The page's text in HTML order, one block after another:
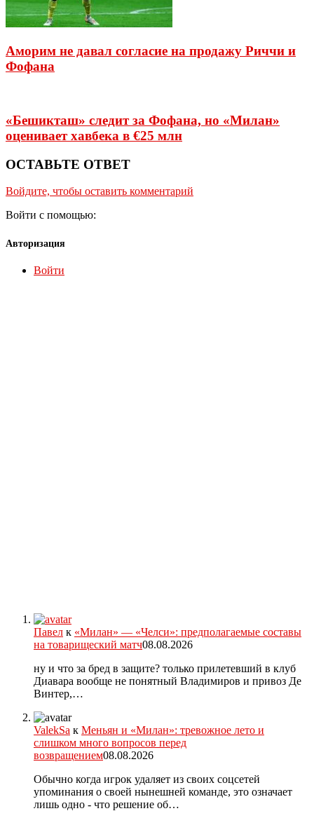
Аморим не давал согласие на продажу Риччи и
Фофана
«Бешикташ» следит за Фофана, но «Милан»
оценивает хавбека в €25 млн
ОСТАВЬТЕ ОТВЕТ
Войдите, чтобы оставить комментарий
Войти с помощью:
Авторизация
Войти
Павел к «Милан» — «Челси»: предполагаемые составы
на товарищеский матч08.08.2026
ну и что за бред в защите? только прилетевший в клуб
Диавара вообще не понятный Владимиров и привоз Де
Винтер,…
ValekSa к Меньян и «Милан»: тревожное лето и
слишком много вопросов перед
возвращением08.08.2026
Обычно когда игрок удаляет из своих соцсетей
упоминания о своей нынешней команде, это означает
лишь одно - что решение об…